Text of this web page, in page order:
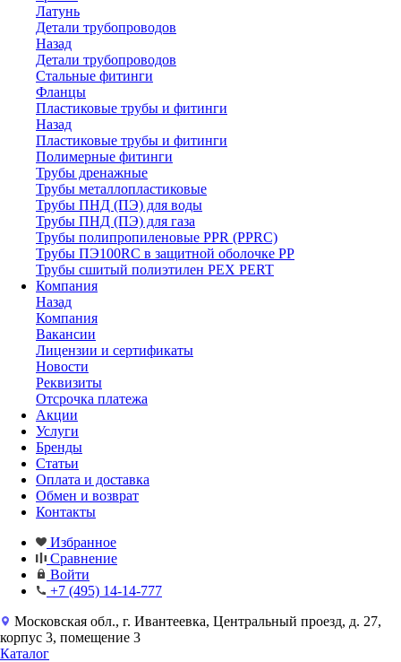
Латунь
Детали трубопроводов
Назад
Детали трубопроводов
Стальные фитинги
Фланцы
Пластиковые трубы и фитинги
Назад
Пластиковые трубы и фитинги
Полимерные фитинги
Трубы дренажные
Трубы металлопластиковые
Трубы ПНД (ПЭ) для воды
Трубы ПНД (ПЭ) для газа
Трубы полипропиленовые PPR (PPRC)
Трубы ПЭ100RC в защитной оболочке PP
Трубы сшитый полиэтилен PEX PERT
Компания
Назад
Компания
Вакансии
Лицензии и сертификаты
Новости
Реквизиты
Отсрочка платежа
Акции
Услуги
Бренды
Статьи
Оплата и доставка
Обмен и возврат
Контакты
Избранное
Сравнение
Войти
+7 (495) 14-14-777
Московская обл., г. Ивантеевка, Центральный проезд, д. 27,
корпус 3, помещение 3
Каталог